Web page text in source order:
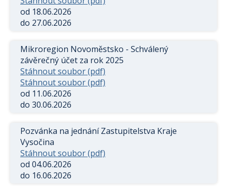
od 18.06.2026
do 27.06.2026
Mikroregion Novoměstsko - Schválený
závěrečný účet za rok 2025
Stáhnout soubor (pdf)
Stáhnout soubor (pdf)
od 11.06.2026
do 30.06.2026
Pozvánka na jednání Zastupitelstva Kraje
Vysočina
Stáhnout soubor (pdf)
od 04.06.2026
do 16.06.2026